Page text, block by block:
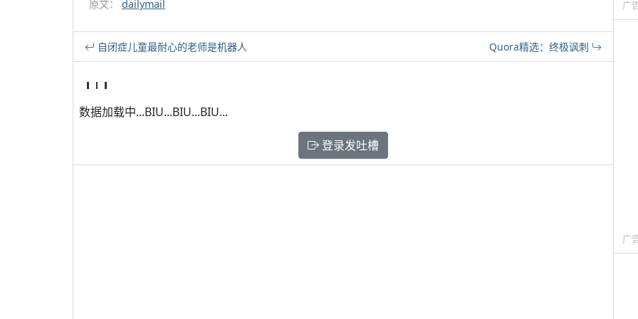
原文： dailymail
自闭症儿童最耐心的老师是机器人 Quora精选：终极讽刺
数据加载中...BIU...BIU...BIU...
登录发吐槽
广
广